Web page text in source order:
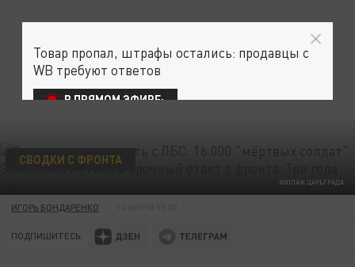
КОЛЛАЖ ЦАРЬГРАДА
СВОДКИ С ФРОНТА
ИГОРЬ БОНДАРЕНКО
ПОДПИШИТЕСЬ:
Товар пропал, штрафы остались: продавцы с
WB требуют ответов
В ПРЯМОМ ЭФИРЕ: